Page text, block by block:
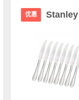
优惠